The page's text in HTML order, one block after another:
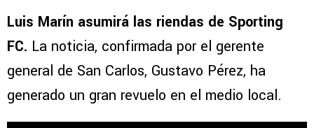
Luis Marín asumirá las riendas de Sporting
FC. La noticia, confirmada por el gerente
general de San Carlos, Gustavo Pérez, ha
generado un gran revuelo en el medio local.